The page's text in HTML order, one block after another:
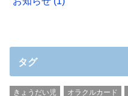
タグ
きょうだい児 オラクルカード